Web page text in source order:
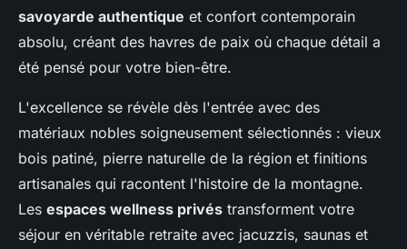
savoyarde authentique et confort contemporain
absolu, créant des havres de paix où chaque détail a
été pensé pour votre bien-être.
L'excellence se révèle dès l'entrée avec des
matériaux nobles soigneusement sélectionnés : vieux
bois patiné, pierre naturelle de la région et finitions
artisanales qui racontent l'histoire de la montagne.
Les espaces wellness privés transforment votre
séjour en véritable retraite avec jacuzzis, saunas et